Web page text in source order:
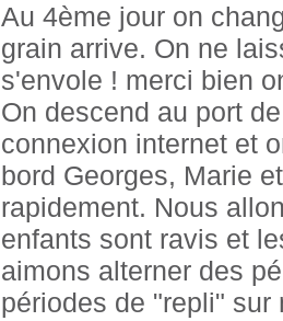
Au 4ème jour on
grain arrive. On ne
s'envole ! merci bien
On descend au port
connexion internet et
bord Georges, Marie
rapidement. Nous
enfants sont ravis et
aimons alterner des
périodes de "repli"